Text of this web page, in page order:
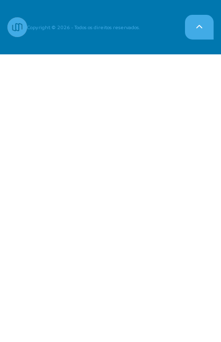
Copyright © 2026 - Todos os direitos reservados.